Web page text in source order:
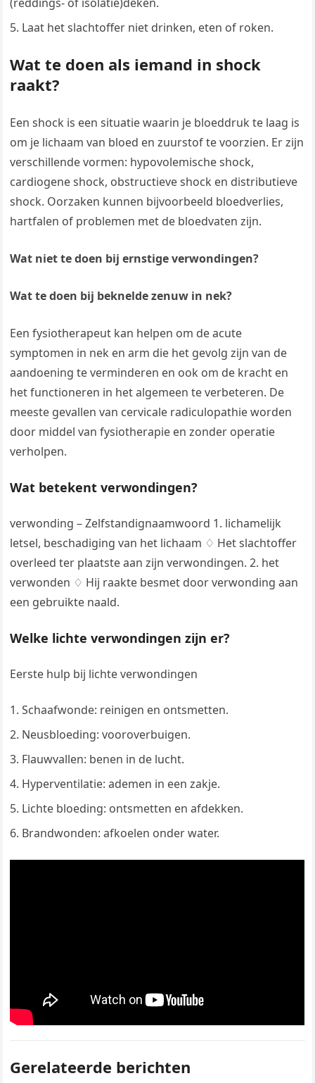
Laat het slachtoffer niet drinken, eten of roken.
Wat te doen als iemand in shock
raakt?
Een shock is een situatie waarin je bloeddruk te laag is
om je lichaam van bloed en zuurstof te voorzien. Er zijn
verschillende vormen: hypovolemische shock,
cardiogene shock, obstructieve shock en distributieve
shock. Oorzaken kunnen bijvoorbeeld bloedverlies,
hartfalen of problemen met de bloedvaten zijn.
Wat niet te doen bij ernstige verwondingen?
Wat te doen bij beknelde zenuw in nek?
Een fysiotherapeut kan helpen om de acute
symptomen in nek en arm die het gevolg zijn van de
aandoening te verminderen en ook om de kracht en
het functioneren in het algemeen te verbeteren. De
meeste gevallen van cervicale radiculopathie worden
door middel van fysiotherapie en zonder operatie
verholpen.
Wat betekent verwondingen?
verwonding – Zelfstandignaamwoord 1. lichamelijk
letsel, beschadiging van het lichaam ♢ Het slachtoffer
overleed ter plaatste aan zijn verwondingen. 2. het
verwonden ♢ Hij raakte besmet door verwonding aan
een gebruikte naald.
Welke lichte verwondingen zijn er?
Eerste hulp bij lichte verwondingen
Schaafwonde: reinigen en ontsmetten.
Neusbloeding: vooroverbuigen.
Flauwvallen: benen in de lucht.
Hyperventilatie: ademen in een zakje.
Lichte bloeding: ontsmetten en afdekken.
Brandwonden: afkoelen onder water.
Gerelateerde berichten